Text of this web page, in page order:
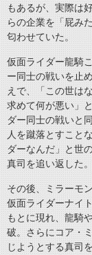
もあるが、実際は
らの企業を「屁み
匂わせていた。
仮面ライダー龍騎
ー同士の戦いを止
えで、「この世は
求めて何が悪い」
ダー同士の戦いと
人を蹴落とすこと
ダーなんだ」と世
真司を追い返した。
その後、ミラーモ
仮面ライダーナイ
もとに現れ、龍騎
破。さらにコア・
じようとする真司